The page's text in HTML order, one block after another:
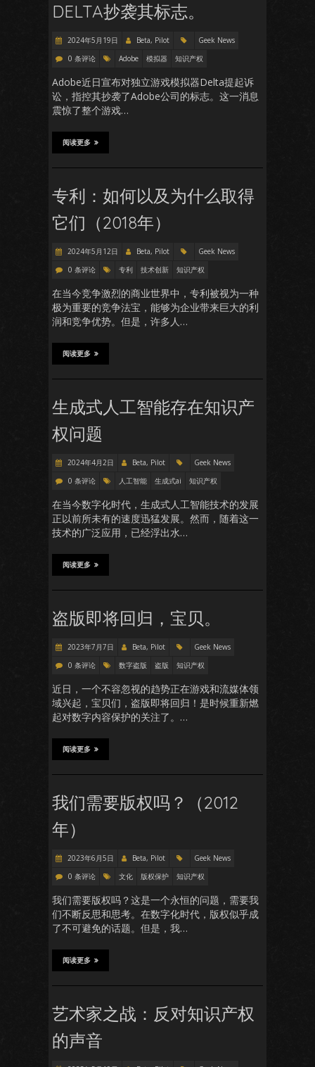
DELTA抄袭其标志。
2024年5月19日 Beta, Pilot
Geek News
0 条评论
Adobe 模拟器 知识产权
Adobe近日宣布对独立游戏模拟器Delta提起诉
讼，指控其抄袭了Adobe公司的标志。这一消息
震惊了整个游戏…
阅读更多
专利：如何以及为什么取得
它们（2018年）
2024年5月12日 Beta, Pilot
Geek News
0 条评论
专利 技术创新 知识产权
在当今竞争激烈的商业世界中，专利被视为一种
极为重要的竞争法宝，能够为企业带来巨大的利
润和竞争优势。但是，许多人…
阅读更多
生成式人工智能存在知识产
权问题
2024年4月2日 Beta, Pilot
Geek News
0 条评论
人工智能 生成式ai 知识产权
在当今数字化时代，生成式人工智能技术的发展
正以前所未有的速度迅猛发展。然而，随着这一
技术的广泛应用，已经浮出水…
阅读更多
盗版即将回归，宝贝。
2023年7月7日 Beta, Pilot
Geek News
0 条评论
数字盗版 盗版 知识产权
近日，一个不容忽视的趋势正在游戏和流媒体领
域兴起，宝贝们，盗版即将回归！是时候重新燃
起对数字内容保护的关注了。…
阅读更多
我们需要版权吗？（2012
年）
2023年6月5日 Beta, Pilot
Geek News
0 条评论
文化 版权保护 知识产权
我们需要版权吗？这是一个永恒的问题，需要我
们不断反思和思考。在数字化时代，版权似乎成
了不可避免的话题。但是，我…
阅读更多
艺术家之战：反对知识产权
的声音